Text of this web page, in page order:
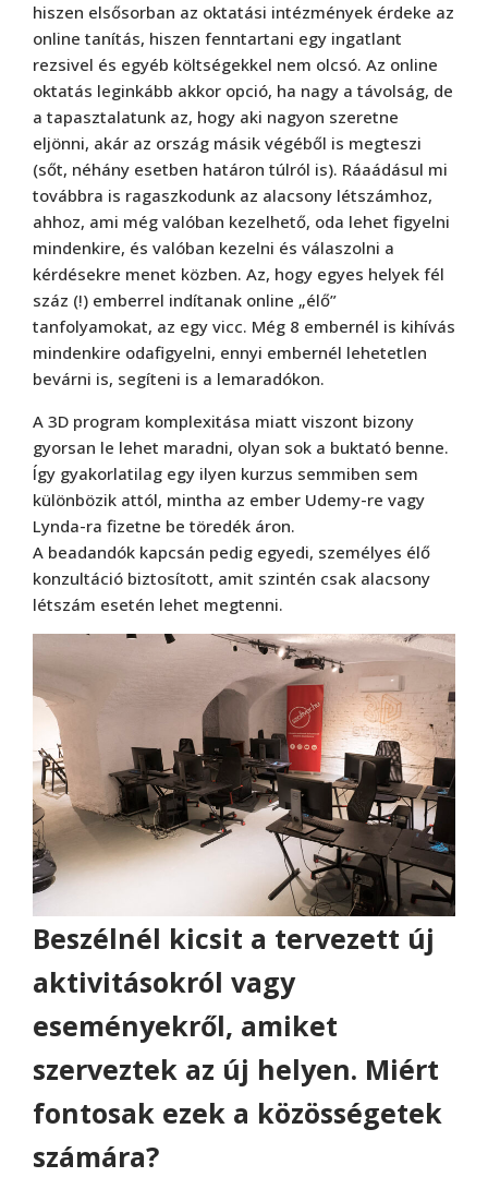
hiszen elsősorban az oktatási intézmények érdeke az
online tanítás, hiszen fenntartani egy ingatlant
rezsivel és egyéb költségekkel nem olcsó. Az online
oktatás leginkább akkor opció, ha nagy a távolság, de
a tapasztalatunk az, hogy aki nagyon szeretne
eljönni, akár az ország másik végéből is megteszi
(sőt, néhány esetben határon túlról is). Ráaádásul mi
továbbra is ragaszkodunk az alacsony létszámhoz,
ahhoz, ami még valóban kezelhető, oda lehet figyelni
mindenkire, és valóban kezelni és válaszolni a
kérdésekre menet közben. Az, hogy egyes helyek fél
száz (!) emberrel indítanak online „élő”
tanfolyamokat, az egy vicc. Még 8 embernél is kihívás
mindenkire odafigyelni, ennyi embernél lehetetlen
bevárni is, segíteni is a lemaradókon.
A 3D program komplexitása miatt viszont bizony
gyorsan le lehet maradni, olyan sok a buktató benne.
Így gyakorlatilag egy ilyen kurzus semmiben sem
különbözik attól, mintha az ember Udemy-re vagy
Lynda-ra fizetne be töredék áron.
A beadandók kapcsán pedig egyedi, személyes élő
konzultáció biztosított, amit szintén csak alacsony
létszám esetén lehet megtenni.
Beszélnél kicsit a tervezett új
aktivitásokról vagy
eseményekről, amiket
szerveztek az új helyen. Miért
fontosak ezek a közösségetek
számára?